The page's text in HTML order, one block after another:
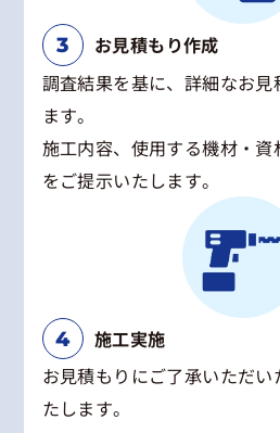
お見積もり作成
調査結果を基に、詳細なお
ます。
施工内容、使用する機材・
をご提示いたします。
施工実施
お見積もりにご了承いただ
たします。